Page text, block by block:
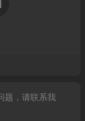
题，请联系我